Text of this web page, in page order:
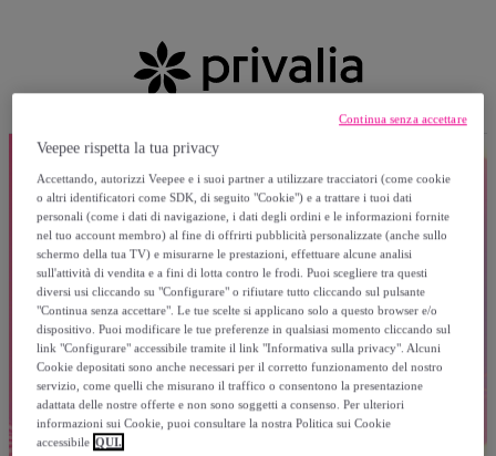
Veepee rispetta la tua privacy
Accettando, autorizzi Veepee e i suoi partner a utilizzare tracciatori (come cookie
o altri identificatori come SDK, di seguito "Cookie") e a trattare i tuoi dati
personali (come i dati di navigazione, i dati degli ordini e le informazioni fornite
nel tuo account membro) al fine di offrirti pubblicità personalizzate (anche sullo
schermo della tua TV) e misurarne le prestazioni, effettuare alcune analisi
sull'attività di vendita e a fini di lotta contro le frodi. Puoi scegliere tra questi
diversi usi cliccando su "Configurare" o rifiutare tutto cliccando sul pulsante
"Continua senza accettare". Le tue scelte si applicano solo a questo browser e/o
dispositivo. Puoi modificare le tue preferenze in qualsiasi momento cliccando sul
link "Configurare" accessibile tramite il link "Informativa sulla privacy". Alcuni
Cookie depositati sono anche necessari per il corretto funzionamento del nostro
servizio, come quelli che misurano il traffico o consentono la presentazione
adattata delle nostre offerte e non sono soggetti a consenso. Per ulteriori
informazioni sui Cookie, puoi consultare la nostra Politica sui Cookie
accessibile QUI.
Continua senza accettare